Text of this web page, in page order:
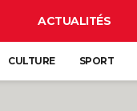
ACTUALITÉS
CULTURE SPORT